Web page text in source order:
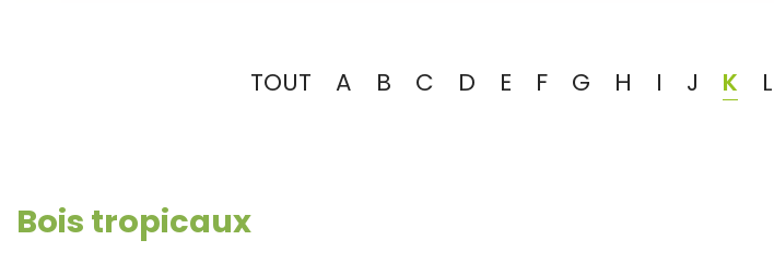
TOUT A B C D E F G H I J K L
Bois tropicaux